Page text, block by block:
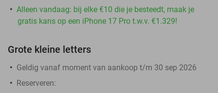
Alleen vandaag: bij elke €10 die je besteedt, maak je
gratis kans op een iPhone 17 Pro t.w.v. €1.329!
Grote kleine letters
Geldig vanaf moment van aankoop t/m 30 sep 2026
Reserveren: